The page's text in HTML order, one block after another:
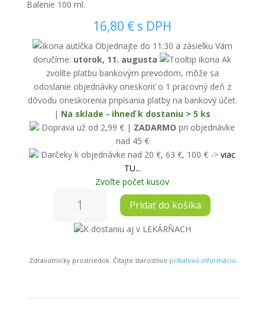
Balenie 100 ml.
16,80 € s DPH
Objednajte do 11:30 a zásielku Vám
doručíme: utorok, 11. augusta
Ak
zvolíte platbu bankovým prevodom, môže sa
odoslanie objednávky oneskoriť o 1 pracovný deň z
dôvodu oneskorenia pripísania platby na bankový účet.
| Na sklade - ihneď k dostaniu > 5 ks
Doprava už od 2,99 € | ZADARMO pri objednávke
nad 45 €
Darčeky k objednávke nad 20 €, 63 €, 100 € ->viac
TU...
Zvoľte počet kusov
PSOZOIL
100
Pridať do košíka
K dostaniu aj v LEKÁRŇACH
Zdravotnícky prostriedok. Čítajte starostlivo príbalovú informáciu